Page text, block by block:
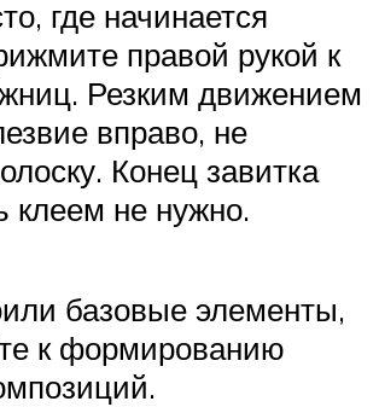
где начинается
правой рукой к
Резким движением
вправо, не
Конец завитка
клеем не нужно.
базовые элементы,
к формированию